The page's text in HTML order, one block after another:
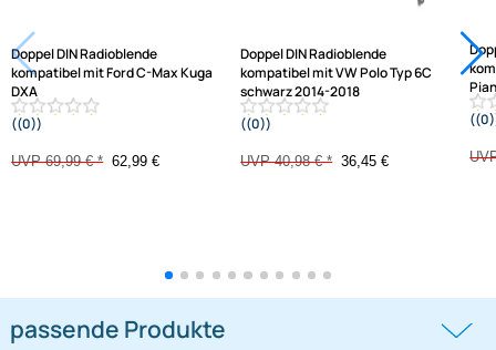
Varianten: Radioblende
-10%
Doppel DIN Radioblende
-11,1%